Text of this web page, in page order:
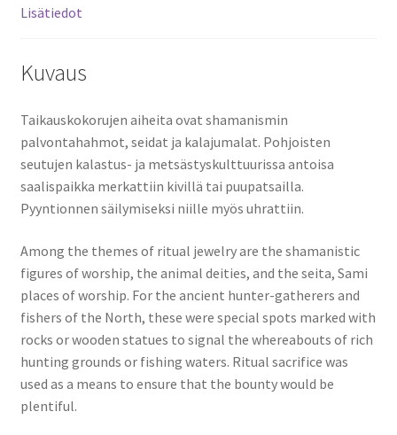
Lisätiedot
Kuvaus
Taikauskokorujen aiheita ovat shamanismin
palvontahahmot, seidat ja kalajumalat. Pohjoisten
seutujen kalastus- ja metsästyskulttuurissa antoisa
saalispaikka merkattiin kivillä tai puupatsailla.
Pyyntionnen säilymiseksi niille myös uhrattiin.
Among the themes of ritual jewelry are the shamanistic
figures of worship, the animal deities, and the seita, Sami
places of worship. For the ancient hunter-gatherers and
fishers of the North, these were special spots marked with
rocks or wooden statues to signal the whereabouts of rich
hunting grounds or fishing waters. Ritual sacrifice was
used as a means to ensure that the bounty would be
plentiful.